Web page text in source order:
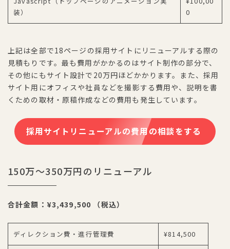
装）
0
上記は全部で18ページの採用サイトにリニューアルする際の
見積もりです。最も費用がかかるのはサイト制作の部分で、
その他にもサイト設計で20万円ほどかかります。また、採用
サイト用にオフィスや社員などを撮影する費用や、説明を書
くための取材・原稿作成などの費用も発生しています。
採用サイトリニューアルの費用の相談をする
150万〜350万円のリニューアル
合計金額：¥3,439,500 （税込）
ディレクション費・進行管理費 ¥814,500